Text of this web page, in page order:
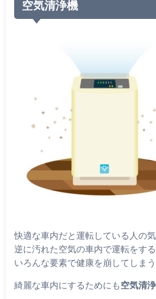
空気清浄機
快適な車内だと運転している人の
逆に汚れた空気の車内で運転をす
いろんな要素で健康を崩してしまう
綺麗な車内にするためにも空気清